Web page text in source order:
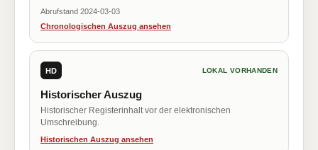
Abrufstand 2024-03-03
Chronologischen Auszug ansehen
HD LOKAL VORHANDEN
Historischer Auszug
Historischer Registerinhalt vor der elektronischen
Umschreibung.
Historischen Auszug ansehen